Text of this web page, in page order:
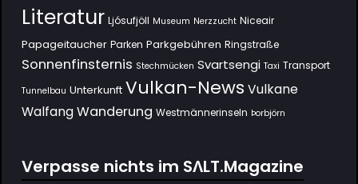
Literatur Ljósufjöll Museum Nerzzucht Niceair
Papageitaucher Parken Parkgebühren Ringstraße
Sonnenfinsternis Stechmücken Svartsengi Taxi Transport
Tunnelbau Unterkunft Vulkan-News Vulkane
Walfang Wanderung Westmännerinseln Þorbjörn
Verpasse nichts im SΛLT.Magazine